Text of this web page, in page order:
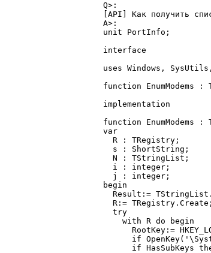
Q>:
[API] Как получить
A>:
unit PortInfo;
interface
uses Windows,
function EnumModems :
implementation
function EnumModems :
var
  R : TRegistry;
  s : ShortString;
  N : TStringList;
  i : integer;
  j : integer;
begin
Result:=
  R:= TRegistry.Create;
  try
    with R do begin
RootKey:=
if
if HasSubKeys